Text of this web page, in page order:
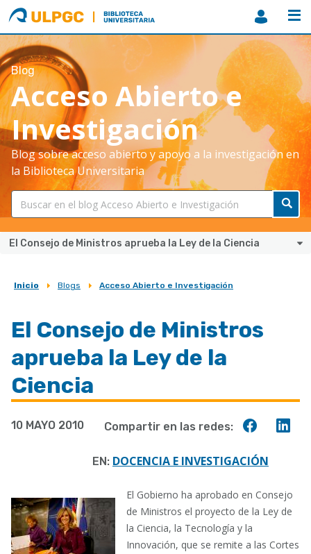
ULPGC
Biblioteca
ULPGC
Blog
Acceso Abierto e
Investigación
Blog sobre acceso abierto y apoyo a la investigación en
la Biblioteca Universitaria
El Consejo de Ministros aprueba la Ley de la Ciencia
Sobrescribir
de
ayuda
a
la
navegación
Inicio Blogs Acceso Abierto e Investigación
El Consejo de Ministros
aprueba la Ley de la
Ciencia
10 MAYO 2010 Compartir en las redes:
EN: DOCENCIA E INVESTIGACIÓN
El Gobierno ha aprobado en Consejo
de Ministros el proyecto de la Ley de
la Ciencia, la Tecnología y la
Innovación, que se remite a las Cortes